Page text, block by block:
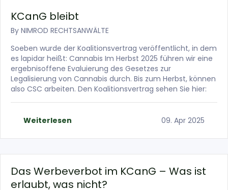
KCanG bleibt
By NIMROD RECHTSANWÄLTE
Soeben wurde der Koalitionsvertrag veröffentlicht, in dem
es lapidar heißt: Cannabis Im Herbst 2025 führen wir eine
ergebnisoffene Evaluierung des Gesetzes zur
Legalisierung von Cannabis durch. Bis zum Herbst, können
also CSC arbeiten. Den Koalitionsvertrag sehen Sie hier:
Weiterlesen 09. Apr 2025
Das Werbeverbot im KCanG – Was ist
erlaubt, was nicht?